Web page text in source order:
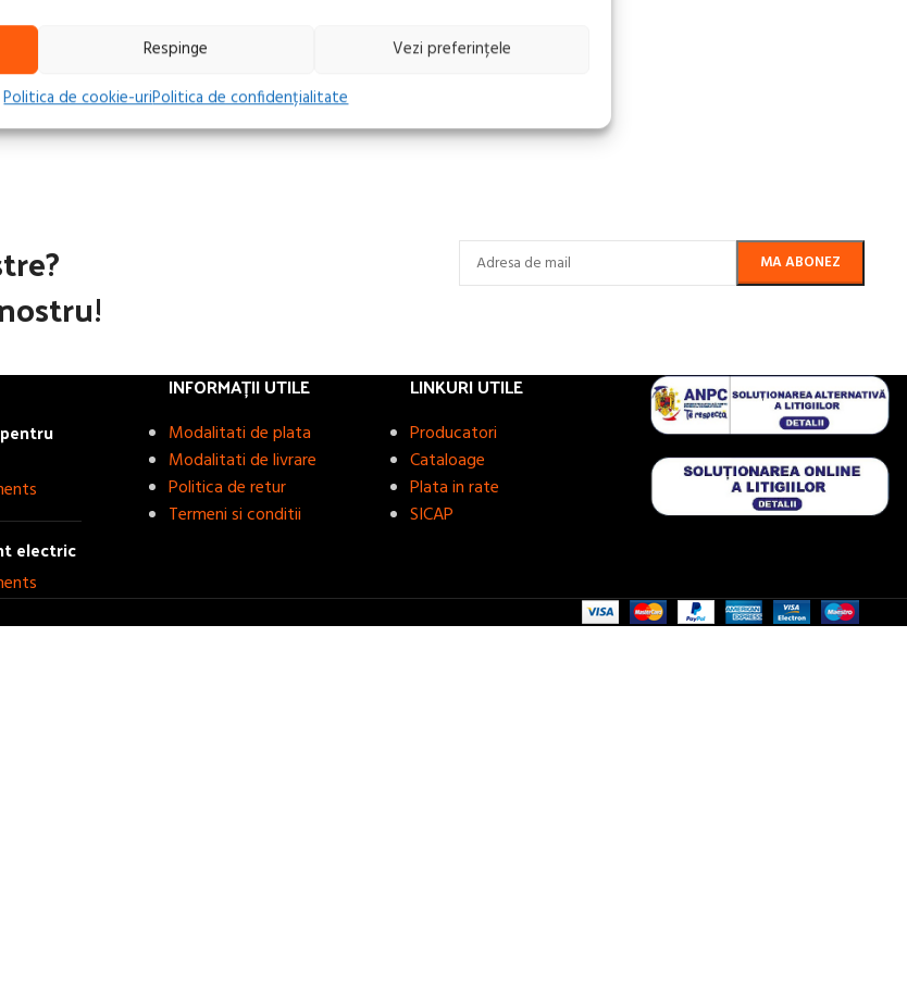
Respinge
Vezi preferințele
Politica de cookie-uriPolitica de confidențialitate
electric
INFORMAȚII UTILE
Modalitati de plata
Modalitati de livrare
Politica de retur
Termeni si conditii
LINKURI UTILE
Producatori
Cataloage
Plata in rate
SICAP